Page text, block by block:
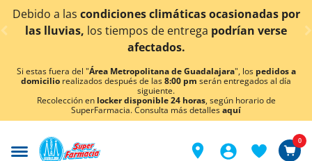
< div class="carousel-inner">
climáticas ocasionadas por
de entregapodrían verse
¡Ahora también
Si estas fuera del "Área Metropolitana de Guadalajara", los pedidos a
domicilio realizados después de las8:00 pm serán entregados al día
siguiente.
Recolección en locker disponible 24 horas, según horario de
SuperFarmacia. Consulta más detallesaquí
0